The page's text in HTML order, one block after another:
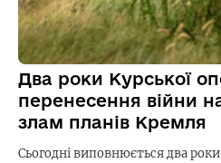
Два роки Курської
перенесення війни
злам планів Кремля
Сьогодні виповнюється два роки